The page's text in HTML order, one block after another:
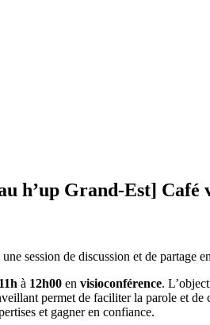
h’up Grand-Est] Café
session de discussion et de partage
11h à 12h00 en visioconférence.
permet de faciliter la parole et
et gagner en confiance.